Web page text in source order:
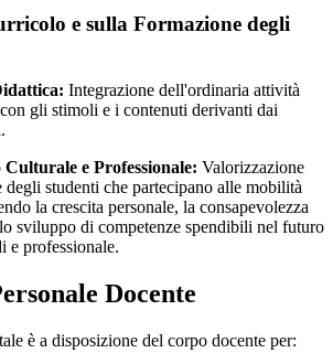
e sulla Formazione degli
Integrazione dell'ordinaria attività
gli stimoli e i contenuti derivanti dai
e Professionale: Valorizzazione
degli studenti che partecipano alle mobilità
la crescita personale, la consapevolezza
sviluppo di competenze spendibili nel futuro
e professionale.
Docente
è a disposizione del corpo docente per: